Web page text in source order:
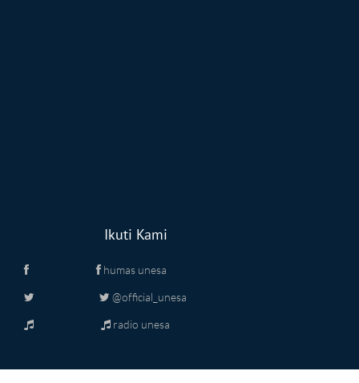
Ikuti Kami
humas unesa
@official_unesa
radio unesa